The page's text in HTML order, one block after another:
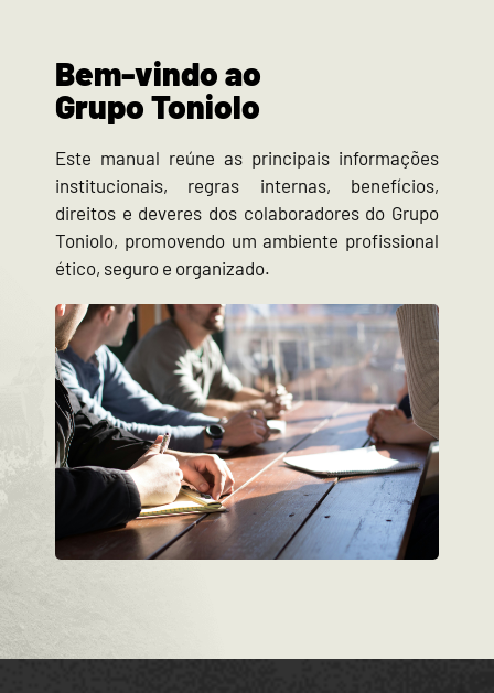
Bem-vindo ao
Grupo Toniolo
Este manual reúne as principais informações
institucionais, regras internas, benefícios,
direitos e deveres dos colaboradores do Grupo
Toniolo, promovendo um ambiente profissional
ético, seguro e organizado.